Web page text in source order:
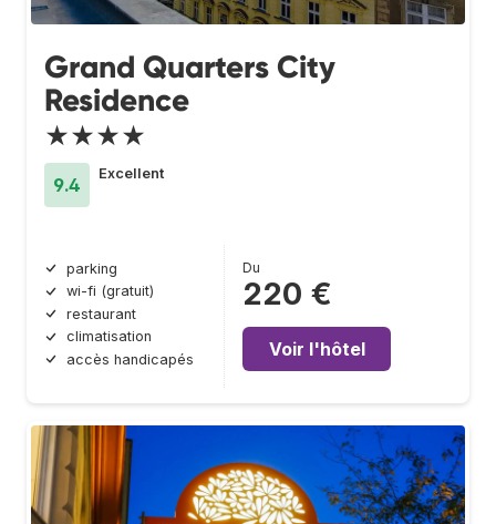
Grand Quarters City
Residence
★★★★
9.4
Excellent
parking
wi-fi (gratuit)
restaurant
climatisation
accès handicapés
Du
220 €
Voir l'hôtel